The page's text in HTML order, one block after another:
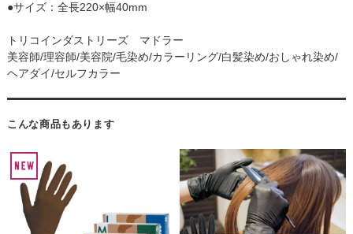
●サイズ：全長220×幅40mm
トリコインダストリーズ マドラー
美容師/理容師/美容院/毛染め/カラーリング/白髪染め/おしゃれ染め/
ヘアダイ/セルフカラー
こんな商品もあります